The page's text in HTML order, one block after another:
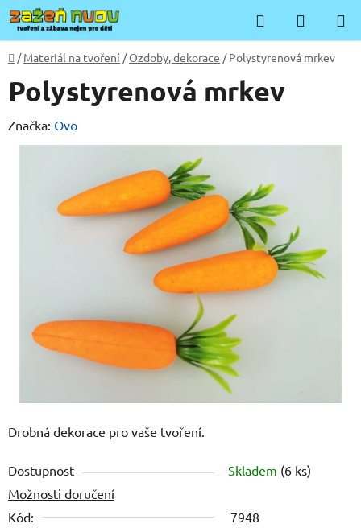
Přejít
na
obsah
Hledat
KOŠÍK
Domů
/ Materiál na tvoření /Ozdoby, dekorace / Polystyrenová mrkev
Drobná dekorace pro vaše tvoření.
Dostupnost Skladem (6 ks)
Možnosti doručení
Kód:
7948
Polystyrenová mrkev
Značka: Ovo